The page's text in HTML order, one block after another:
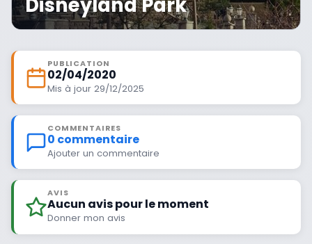
Disneyland Park
PUBLICATION
02/04/2020
Mis à jour 29/12/2025
COMMENTAIRES
0 commentaire
Ajouter un commentaire
AVIS
Aucun avis pour le moment
Donner mon avis